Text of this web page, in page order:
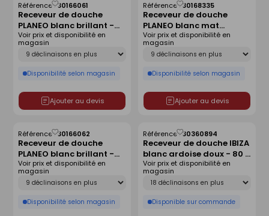
Receveur de douche
PLANEO blanc brillant -
140 x 90 cm
Référence :30166061
Déclinaison
Disponibilité selon magasin
Voir prix et disponibilité en
magasin
Ajouter au devis
Enregistrer
comme
liste
Receveur de douche
PLANEO blanc mat
antidérapant - 160 x 90
cm
Référence :30168335
Déclinaison
Disponibilité selon magasin
Voir prix et disponibilité en
magasin
Ajouter au devis
Enregistrer
comme
liste
Receveur de douche
PLANEO blanc brillant -
160 x 80 cm
Référence :30166062
Déclinaison
Disponibilité selon magasin
Voir prix et disponibilité en
magasin
Enregistrer
comme
liste
Receveur de douche IBIZA
blanc ardoise doux - 80 x
120 cm
Référence :30360894
Déclinaison
Disponible sur commande
Voir prix et disponibilité en
magasin
Enregistrer
comme
liste